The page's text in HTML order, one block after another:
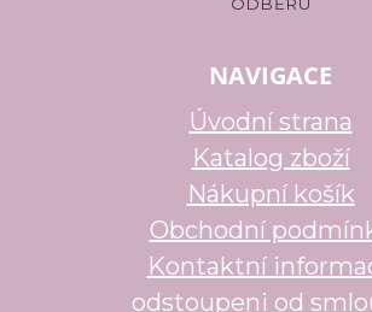
NAVIGACE
Úvodní strana
Katalog zboží
Nákupní košík
Obchodní
Kontaktní
odstoupeni od